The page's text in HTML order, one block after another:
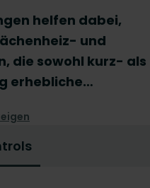
helfen dabei,
und
die sowohl kurz- als
erhebliche
Technologie und
das Heizen und
einfacher und